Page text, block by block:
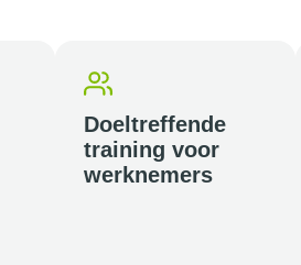
Doeltreffende
training voor
werknemers